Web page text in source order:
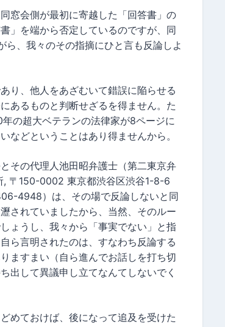
窓会側が最初に寄越した「回答書」の
」を端から否定しているのですが、同
、我々のその指摘にひと言も反論しよ
り、他人をあざむいて錯誤に陥らせる
あるものと判断せざるを得ません。た
の超大ベテランの法律家が8ページに
などということはあり得ませんから。
その代理人池田昭弁護士（第二東京弁
, 〒150-0002 東京都渋谷区渋谷1-8-6
4948）は、その場で反論しないと同
されていましたから、当然、そのルー
ょうし、我々から「事実でない」と指
ら言明されたのは、すなわち反論する
ますまい（自ら進んでお話しを打ち切
出して異議申し立てなんてしないでく
めておけば、後になって追及を受けた